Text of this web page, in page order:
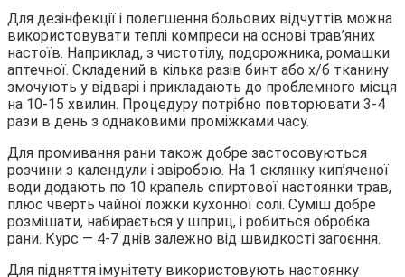
Для дезінфекції і полегшення больових відчуттів можна
використовувати теплі компреси на основі трав’яних
настоїв. Наприклад, з чистотілу, подорожника, ромашки
аптечної. Складений в кілька разів бинт або х/б тканину
змочують у відварі і прикладають до проблемного місця
на 10-15 хвилин. Процедуру потрібно повторювати 3-4
рази в день з однаковими проміжками часу.
Для промивання рани також добре застосовуються
розчини з календули і звіробою. На 1 склянку кип’яченої
води додають по 10 крапель спиртової настоянки трав,
плюс чверть чайної ложки кухонної солі. Суміш добре
розмішати, набирається у шприц, і робиться обробка
рани. Курс — 4-7 днів залежно від швидкості загоєння.
Для підняття імунітету використовують настоянку